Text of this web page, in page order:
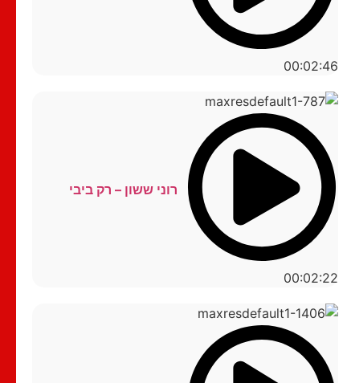
00:02:46
00:02:22
רוני ששון – רק ביבי